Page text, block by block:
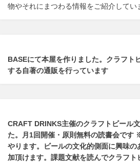
物やそれにまつわる情報をご紹介してい
BASEにて本屋を作りました。クラフト
する自著の通販を行っています
CRAFT DRINKS主催のクラフトビール
た。
月1回開催・原則無料の読書会です
やります。
ビールの文化的側面に興味
加頂けます。 課題文献を読んでクラフ